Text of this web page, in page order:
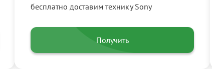
бесплатно доставим технику Sony
Получить